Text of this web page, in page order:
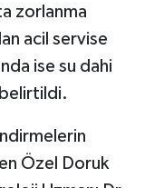
zorlanma
acil servise
ise su dahi
Özel Doruk